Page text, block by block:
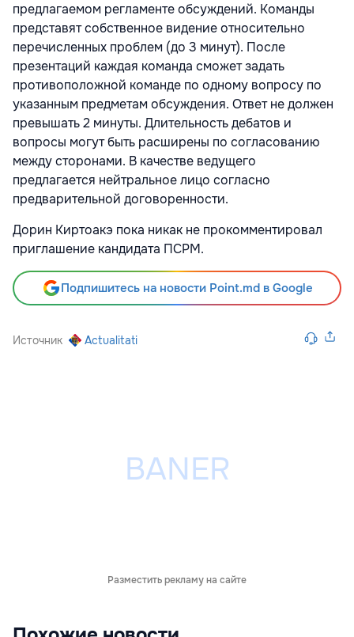
предлагаемом регламенте обсуждений. Команды
представят собственное видение относительно
перечисленных проблем (до 3 минут). После
презентаций каждая команда сможет задать
противоположной команде по одному вопросу по
указанным предметам обсуждения. Ответ не должен
превышать 2 минуты. Длительность дебатов и
вопросы могут быть расширены по согласованию
между сторонами. В качестве ведущего
предлагается нейтральное лицо согласно
предварительной договоренности.
Дорин Киртоакэ пока никак не прокомментировал
приглашение кандидата ПСРМ.
Подпишитесь на новости Point.md в Google
Источник Actualitati
Разместить рекламу на сайте